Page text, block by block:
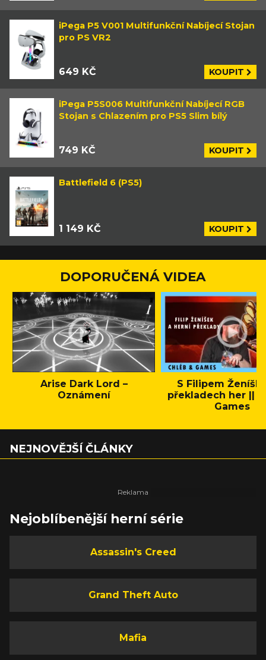
iPega P5 V001 Multifunkční Nabíjecí Stojan
pro PS VR2
649 KČ KOUPIT
iPega P5S006 Multifunkční Nabíjecí RGB
Stojan s Chlazením pro PS5 Slim bílý
749 KČ KOUPIT
Battlefield 6 (PS5)
1 149 KČ KOUPIT
DOPORUČENÁ VIDEA
Arise Dark Lord –
Oznámení
S Filipem
překladech her ||
Games
NEJNOVĚJŠÍ ČLÁNKY
Nejoblíbenější herní série
Assassin's Creed
Grand Theft Auto
Mafia